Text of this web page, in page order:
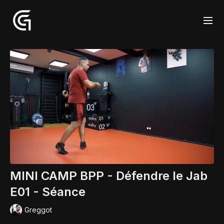
MINI CAMP BPP - Défendre le Jab
E01 - Séance
Greggot